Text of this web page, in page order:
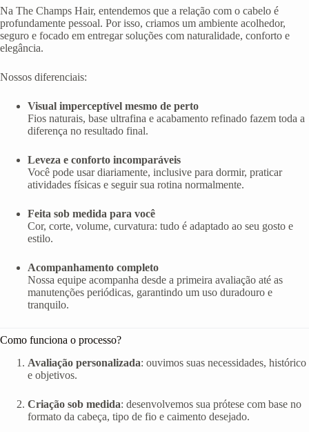
Na The Champs Hair, entendemos que a relação com o cabelo é
profundamente pessoal. Por isso, criamos um ambiente acolhedor,
seguro e focado em entregar soluções com naturalidade, conforto e
elegância.
Nossos diferenciais:
Visual imperceptível mesmo de perto
Fios naturais, base ultrafina e acabamento refinado fazem toda a
diferença no resultado final.
Leveza e conforto incomparáveis
Você pode usar diariamente, inclusive para dormir, praticar
atividades físicas e seguir sua rotina normalmente.
Feita sob medida para você
Cor, corte, volume, curvatura: tudo é adaptado ao seu gosto e
estilo.
Acompanhamento completo
Nossa equipe acompanha desde a primeira avaliação até as
manutenções periódicas, garantindo um uso duradouro e
tranquilo.
Como funciona o processo?
Avaliação personalizada: ouvimos suas necessidades, histórico
e objetivos.
Criação sob medida: desenvolvemos sua prótese com base no
formato da cabeça, tipo de fio e caimento desejado.